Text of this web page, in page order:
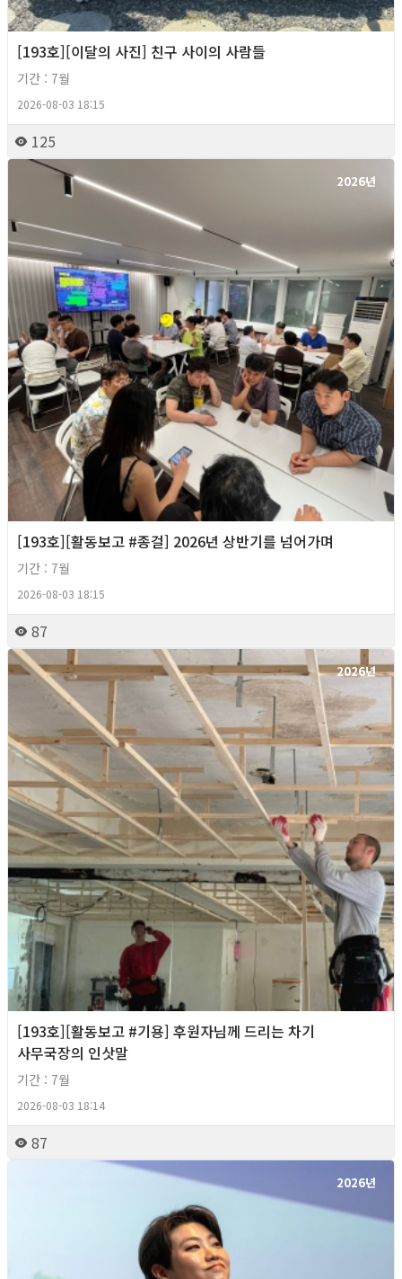
[193호][이달의 사진] 친구 사이의 사람들
기간 : 7월
2026-08-03 18:15
125
2026년
[193호][활동보고 #종걸] 2026년 상반기를 넘어가며
기간 : 7월
2026-08-03 18:15
87
2026년
[193호][활동보고 #기용] 후원자님께 드리는 차기
사무국장의 인삿말
기간 : 7월
2026-08-03 18:14
87
2026년